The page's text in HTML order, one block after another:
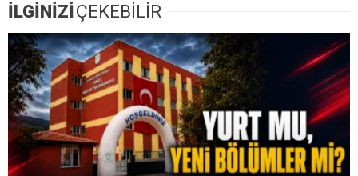
İLGİNİZİÇEKEBİLİR